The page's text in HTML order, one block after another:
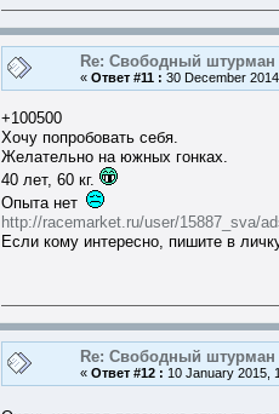
Re: Свободный штурман
« Ответ #11 : 30 December
+100500
Хочу попробовать себя.
Желательно на южных гонках.
40 лет, 60 кг.
Опыта нет
http://racemarket.ru/user/15887_sva/
Если кому интересно, пишите в
Re: Свободный штурман
« Ответ #12 : 10 January 2015,